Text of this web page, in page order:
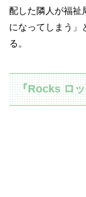
配した隣人が福祉
になってしまう」
る。
『Rocks ロ